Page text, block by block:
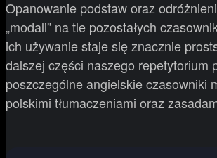
Opanowanie podstaw oraz
„modali” na tle pozostałych
ich używanie staje się znacznie
dalszej części naszego repetytorium
poszczególne angielskie czasowniki
polskimi tłumaczeniami oraz